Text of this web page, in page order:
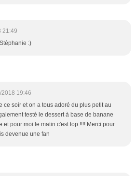
21:49
:)
2018 19:46
ce soir et on a tous adoré du plus petit au
testé le dessert à base de banane
et pour moi le matin c'est top !!!! Merci pour
devenue une fan